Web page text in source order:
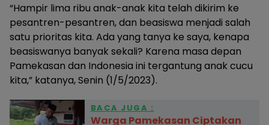
“Hampir lima ribu anak-anak kita telah dikirim ke
pesantren-pesantren, dan beasiswa menjadi salah
satu prioritas kita. Ada yang tanya ke saya, kenapa
beasiswanya banyak sekali? Karena masa depan
Pamekasan dan Indonesia ini tergantung anak cucu
kita,” katanya, Senin (1/5/2023).
BACA JUGA :
Warga Pamekasan Ciptakan